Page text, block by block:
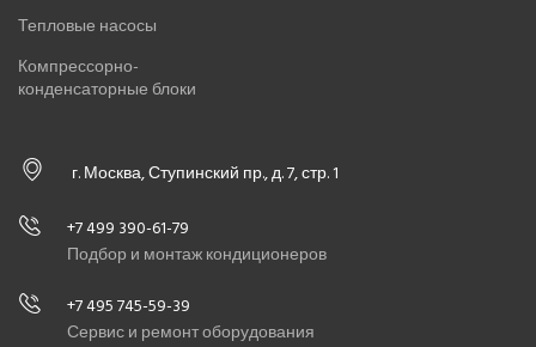
Тепловые насосы
Компрессорно-
конденсаторные блоки
г. Москва, Ступинский пр., д. 7, стр. 1
+7 499 390-61-79
Подбор и монтаж кондиционеров
+7 495 745-59-39
Сервис и ремонт оборудования